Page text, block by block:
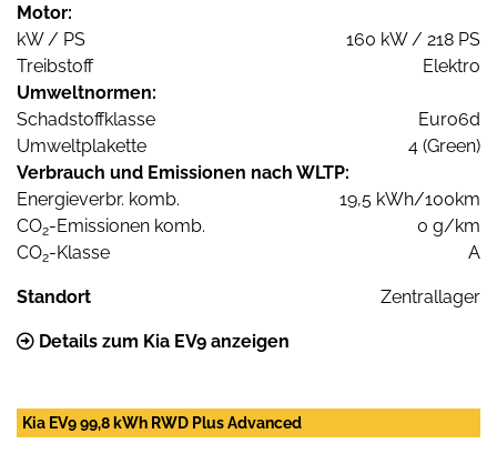
Motor:
kW / PS
160 kW / 218 PS
Treibstoff
Elektro
Umweltnormen:
Schadstoffklasse
Euro6d
Umweltplakette
4 (Green)
Verbrauch und Emissionen nach WLTP:
Energieverbr. komb.
19,5 kWh/100km
CO2-Emissionen komb.
0 g/km
CO2-Klasse A
Standort Zentrallager
Details zum Kia EV9 anzeigen
Kia EV9 99,8 kWh RWD Plus Advanced